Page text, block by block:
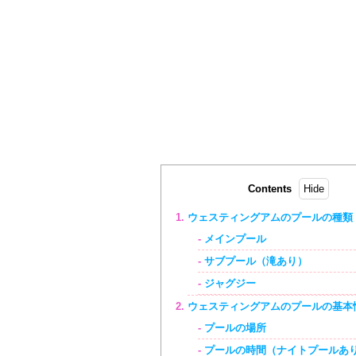
Contents
ウェスティングアムのプールの種類
メインプール
サブプール（滝あり）
ジャグジー
ウェスティングアムのプールの基本
プールの場所
プールの時間（ナイトプールあり